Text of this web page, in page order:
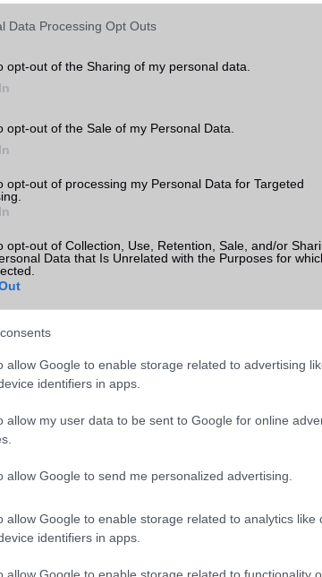
Data Processing Opt Outs
opt-out of the Sharing of my personal data.
opt-out of the Sale of my Personal Data.
opt-out of processing my Personal Data for Targeted
opt-out of Collection, Use, Retention, Sale, and/or
Data that Is Unrelated with the Purposes for
allow Google to enable storage related to advertising
identifiers in apps.
allow my user data to be sent to Google for online
allow Google to send me personalized advertising.
allow Google to enable storage related to analytics like
identifiers in apps.
allow Google to enable storage related to functionality
kiemelt ajánlatok
Pro
(új)
Xiaomi 15
232.000 Ft (új)
Samsung
népszerű Samsung
készülék kimarad a
9 frissítésből – itt a
iPhone 18
Apple az